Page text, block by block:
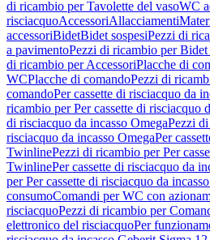
di ricambio per Tavolette del vasoWC
risciacquoAccessoriAllacciamenti
accessoriBidetBidet sospesiPezzi di
a pavimentoPezzi di ricambio per
di ricambio per AccessoriPlacche di
WCPlacche di comandoPezzi di
comandoPer cassette di risciacquo da
ricambio per Per cassette di risciacquo
di risciacquo da incasso OmegaPezzi
risciacquo da incasso OmegaPer
TwinlinePezzi di ricambio per Per
TwinlinePer cassette di risciacquo da
per Per cassette di risciacquo da
consumoComandi per WC con
risciacquoPezzi di ricambio per
elettronico del risciacquoPer